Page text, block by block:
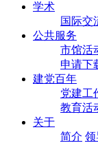
学术
国际交
公共服务
市馆活
申请下
建党百年
党建工
教育活
关于
简介 领